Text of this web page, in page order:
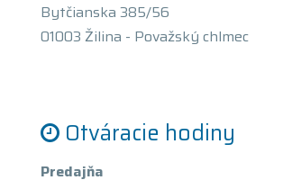
Bytčianska 385/56
01003 Žilina - Považský chlmec
Otváracie hodiny
Predajňa